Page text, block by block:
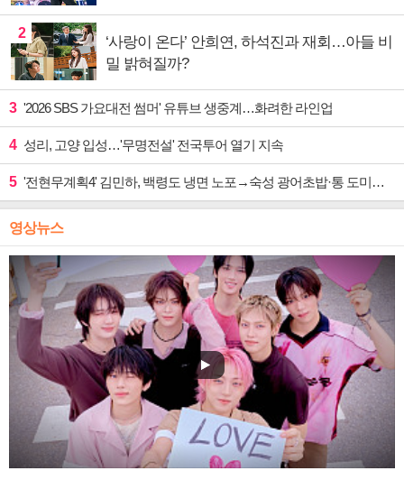
2
‘사랑이 온다’ 안희연, 하석진과 재회…아들 비
밀 밝혀질까?
3 '2026 SBS 가요대전 썸머' 유튜브 생중계…화려한 라인업
4 성리, 고양 입성…'무명전설' 전국투어 열기 지속
5 '전현무계획4' 김민하, 백령도 냉면 노포→숙성 광어초밥·통 도미찜 맛집 탐방
영상뉴스